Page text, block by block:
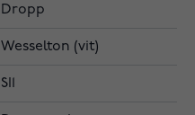
Dropp
Wesselton (vit)
SI1